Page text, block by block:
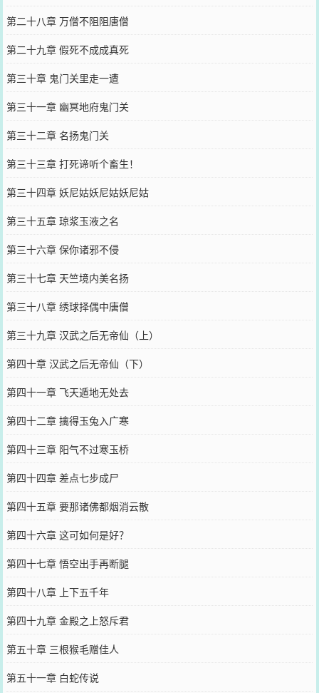
第二十八章 万僧不阻阻唐僧
第二十九章 假死不成成真死
第三十章 鬼门关里走一遭
第三十一章 幽冥地府鬼门关
第三十二章 名扬鬼门关
第三十三章 打死谛听个畜生！
第三十四章 妖尼姑妖尼姑妖尼姑
第三十五章 琼浆玉液之名
第三十六章 保你诸邪不侵
第三十七章 天竺境内美名扬
第三十八章 绣球择偶中唐僧
第三十九章 汉武之后无帝仙（上）
第四十章 汉武之后无帝仙（下）
第四十一章 飞天遁地无处去
第四十二章 擒得玉兔入广寒
第四十三章 阳气不过寒玉桥
第四十四章 差点七步成尸
第四十五章 要那诸佛都烟消云散
第四十六章 这可如何是好？
第四十七章 悟空出手再断腿
第四十八章 上下五千年
第四十九章 金殿之上怒斥君
第五十章 三根猴毛赠佳人
第五十一章 白蛇传说